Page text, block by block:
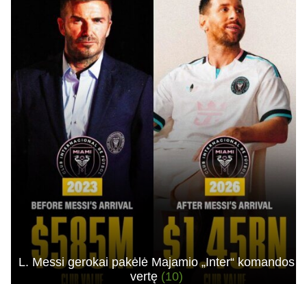
L. Messi gerokai pakėlė Majamio „Inter“ komandos
vertę (10)